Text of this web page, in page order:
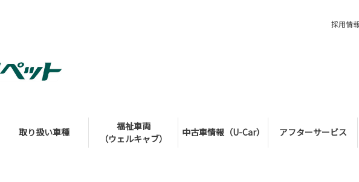
取り扱い車種
福祉車両
（ウェルキャブ）
中古車情報（U-Car） アフターサービス
採用情